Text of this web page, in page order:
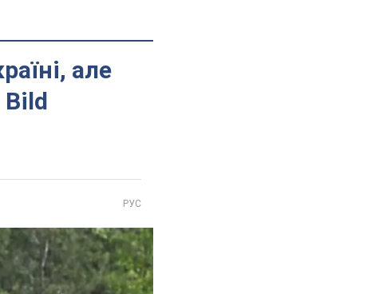
але
Bild
РУС